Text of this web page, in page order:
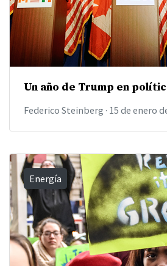
Un año de Trump en
Federico Steinberg · 15 de enero
Energía